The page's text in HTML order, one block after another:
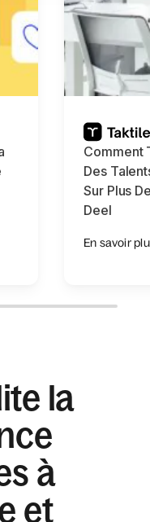
Comment
Des
Sur Plus
Deel
En savoir
la
à
et